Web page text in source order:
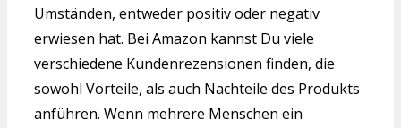
Umständen, entweder positiv oder negativ
erwiesen hat. Bei Amazon kannst Du viele
verschiedene Kundenrezensionen finden, die
sowohl Vorteile, als auch Nachteile des Produkts
anführen. Wenn mehrere Menschen ein